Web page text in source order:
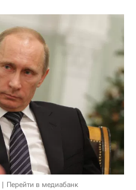
Перейти в медиабанк